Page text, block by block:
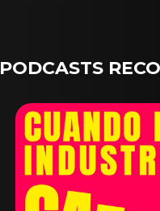
PODCASTS